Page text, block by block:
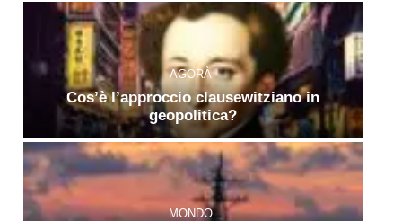
AGORÀ
Cos’è l’approccio clausewitziano in
geopolitica?
MONDO